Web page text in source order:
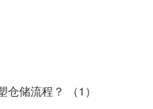
储流程？ （1）